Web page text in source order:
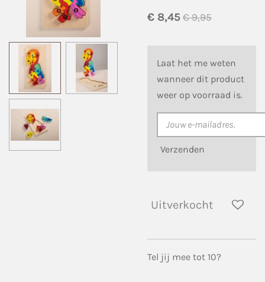
€ 8,45 € 9,95
Laat het me weten
wanneer dit product
weer op voorraad is.
Verzenden
Uitverkocht
Tel jij mee tot 10?